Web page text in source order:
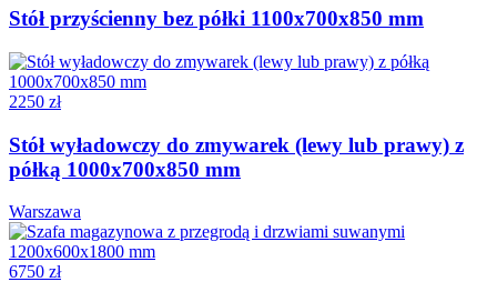
Stół przyścienny bez półki 1100x700x850 mm
2250 zł
Stół wyładowczy do zmywarek (lewy lub prawy) z
półką 1000x700x850 mm
Warszawa
6750 zł